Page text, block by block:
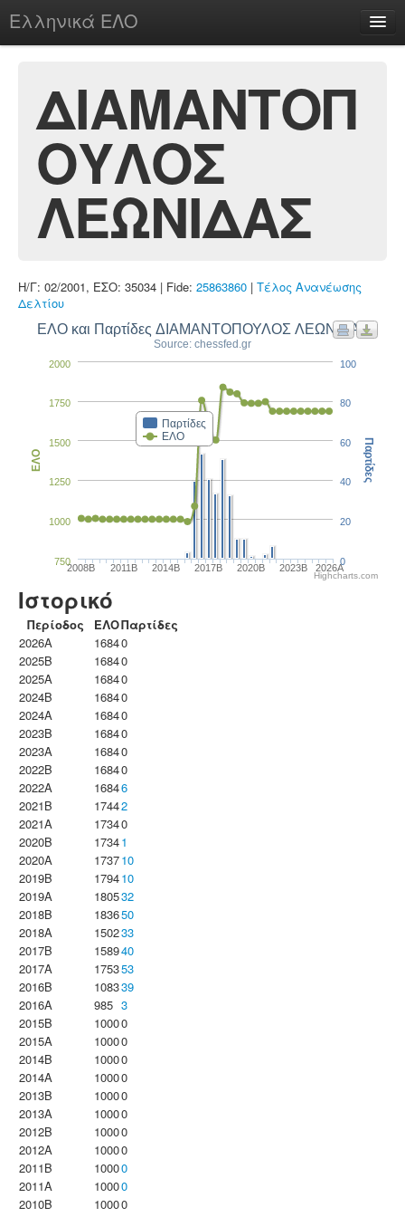
Ελληνικά ΕΛΟ
chesstu.be @ discord
Login
ΔΙΑΜΑΝΤΟΠ
ΟΥΛΟΣ
ΛΕΩΝΙΔΑΣ
Η/Γ: 02/2001, ΕΣΟ: 35034 | Fide: 25863860 | Τέλος Ανανέωσης
Δελτίου
ΕΛΟ και Παρτίδες ΔΙΑΜΑΝΤΟΠΟΥΛΟΣ ΛΕΩΝΙΔΑΣ
Source: chessfed.gr
Παρτίδες
ΕΛΟ
2008B 2011B 2014B 2017B 2020B 2023B 2026A
750
1000
1250
1500
1750
2000
ΕΛΟ
0
20
40
60
80
100
Παρτίδες
Highcharts.com
Ιστορικό
Περίοδος ΕΛΟΠαρτίδες
2026A
16840
2025B
16840
2025A
16840
2024B
16840
2024A
16840
2023B
16840
2023Α
16840
2022B
16840
2022A
16846
2021B
17442
2021A
17340
2020B
17341
2020A
173710
2019B
179410
2019A
180532
2018B
183650
2018A
150233
2017B
158940
2017A
175353
2016B
108339
2016A
985 3
2015B
10000
2015A
10000
2014B
10000
2014A
10000
2013B
10000
2013A
10000
2012B
10000
2012A
10000
2011B
10000
2011A
10000
2010B
10000